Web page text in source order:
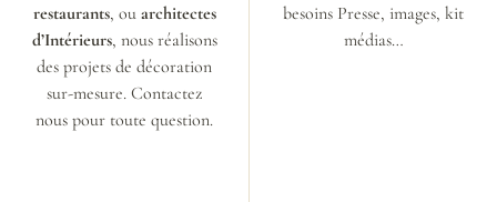
restaurants, ou architectes
d’Intérieurs, nous réalisons
des projets de décoration
sur-mesure. Contactez
nous pour toute question.
besoins Presse, images, kit
médias…